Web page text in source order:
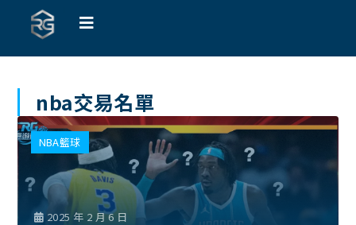
nba交易名單
NBA籃球
2025 年 2 月 6 日